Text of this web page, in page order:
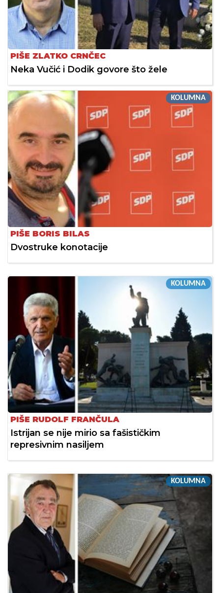
PIŠE ZLATKO CRNČEC
Neka Vučić i Dodik govore što žele
KOLUMNA
PIŠE BORIS BILAS
Dvostruke konotacije
KOLUMNA
PIŠE RUDOLF FRANČULA
Istrijan se nije mirio sa fašističkim
represivnim nasiljem
KOLUMNA